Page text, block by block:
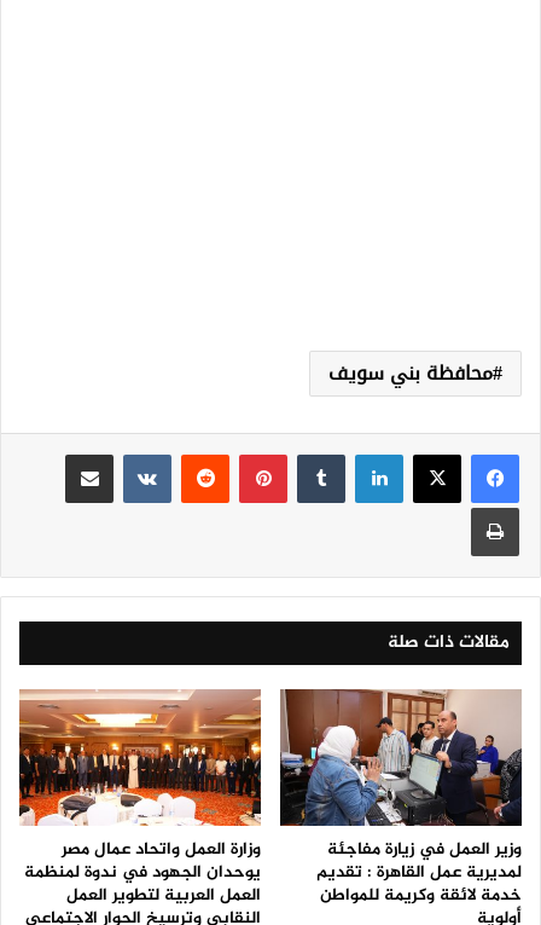
محافظة بني سويف
لينكدإن بينتيريست
مقالات ذات صلة
وزير العمل في زيارة مفاجئة
لمديرية عمل القاهرة : تقديم
خدمة لائقة وكريمة للمواطن
أولوية
وزارة العمل واتحاد عمال مصر
يوحدان الجهود في ندوة لمنظمة
العمل العربية لتطوير العمل
النقابي وترسيخ الحوار الاجتماعي